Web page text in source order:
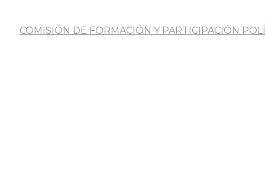
COMISIÓN DE FORMACIÓN Y PARTICIPACIÓN